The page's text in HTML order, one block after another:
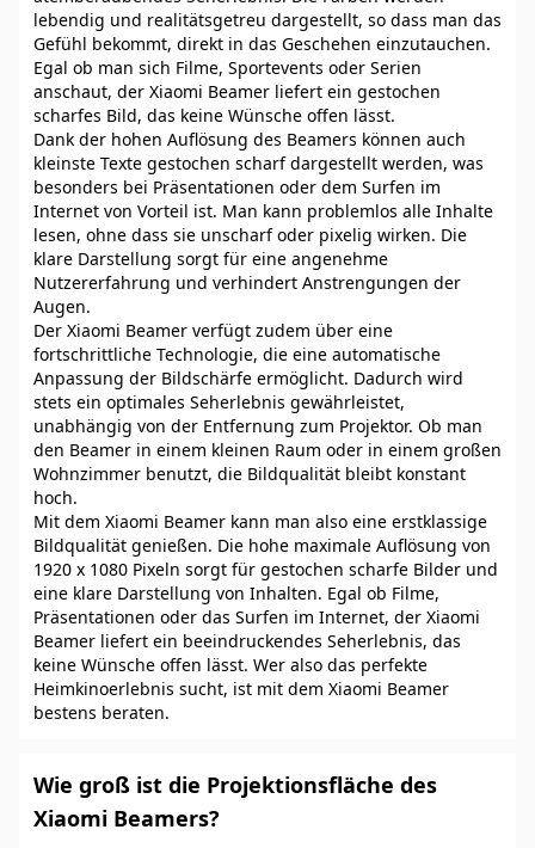
lebendig und realitätsgetreu dargestellt, so dass man das
Gefühl bekommt, direkt in das Geschehen einzutauchen.
Egal ob man sich Filme, Sportevents oder Serien
anschaut, der Xiaomi Beamer liefert ein gestochen
scharfes Bild, das keine Wünsche offen lässt.
Dank der hohen Auflösung des Beamers können auch
kleinste Texte gestochen scharf dargestellt werden, was
besonders bei Präsentationen oder dem Surfen im
Internet von Vorteil ist. Man kann problemlos alle Inhalte
lesen, ohne dass sie unscharf oder pixelig wirken. Die
klare Darstellung sorgt für eine angenehme
Nutzererfahrung und verhindert Anstrengungen der
Augen.
Der Xiaomi Beamer verfügt zudem über eine
fortschrittliche Technologie, die eine automatische
Anpassung der Bildschärfe ermöglicht. Dadurch wird
stets ein optimales Seherlebnis gewährleistet,
unabhängig von der Entfernung zum Projektor. Ob man
den Beamer in einem kleinen Raum oder in einem großen
Wohnzimmer benutzt, die Bildqualität bleibt konstant
hoch.
Mit dem Xiaomi Beamer kann man also eine erstklassige
Bildqualität genießen. Die hohe maximale Auflösung von
1920 x 1080 Pixeln sorgt für gestochen scharfe Bilder und
eine klare Darstellung von Inhalten. Egal ob Filme,
Präsentationen oder das Surfen im Internet, der Xiaomi
Beamer liefert ein beeindruckendes Seherlebnis, das
keine Wünsche offen lässt. Wer also das perfekte
Heimkinoerlebnis sucht, ist mit dem Xiaomi Beamer
bestens beraten.
Wie groß ist die Projektionsfläche des
Xiaomi Beamers?